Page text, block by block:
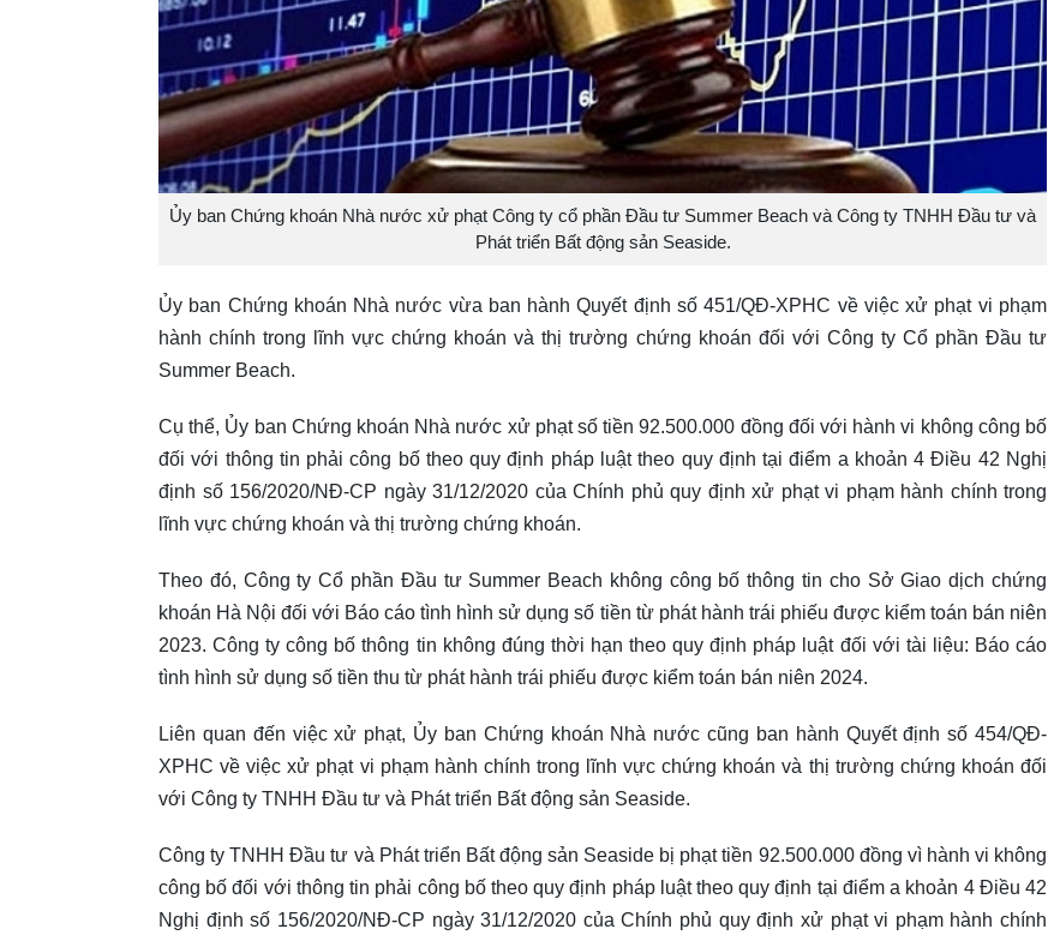
Ủy ban Chứng khoán Nhà nước xử phạt Công ty cổ phần Đầu tư Summer Beach và Công ty TNHH Đầu tư và
Phát triển Bất động sản Seaside.
Ủy ban Chứng khoán Nhà nước vừa ban hành Quyết định số 451/QĐ-XPHC về việc xử phạt vi phạm
hành chính trong lĩnh vực chứng khoán và thị trường chứng khoán đối với Công ty Cổ phần Đầu tư
Summer Beach.
Cụ thể, Ủy ban Chứng khoán Nhà nước xử phạt số tiền 92.500.000 đồng đối với hành vi không công bố
đối với thông tin phải công bố theo quy định pháp luật theo quy định tại điểm a khoản 4 Điều 42 Nghị
định số 156/2020/NĐ-CP ngày 31/12/2020 của Chính phủ quy định xử phạt vi phạm hành chính trong
lĩnh vực chứng khoán và thị trường chứng khoán.
Theo đó, Công ty Cổ phần Đầu tư Summer Beach không công bố thông tin cho Sở Giao dịch chứng
khoán Hà Nội đối với Báo cáo tình hình sử dụng số tiền từ phát hành trái phiếu được kiểm toán bán niên
2023. Công ty công bố thông tin không đúng thời hạn theo quy định pháp luật đối với tài liệu: Báo cáo
tình hình sử dụng số tiền thu từ phát hành trái phiếu được kiểm toán bán niên 2024.
Liên quan đến việc xử phạt, Ủy ban Chứng khoán Nhà nước cũng ban hành Quyết định số 454/QĐ-
XPHC về việc xử phạt vi phạm hành chính trong lĩnh vực chứng khoán và thị trường chứng khoán đối
với Công ty TNHH Đầu tư và Phát triển Bất động sản Seaside.
Công ty TNHH Đầu tư và Phát triển Bất động sản Seaside bị phạt tiền 92.500.000 đồng vì hành vi không
công bố đối với thông tin phải công bố theo quy định pháp luật theo quy định tại điểm a khoản 4 Điều 42
Nghị định số 156/2020/NĐ-CP ngày 31/12/2020 của Chính phủ quy định xử phạt vi phạm hành chính